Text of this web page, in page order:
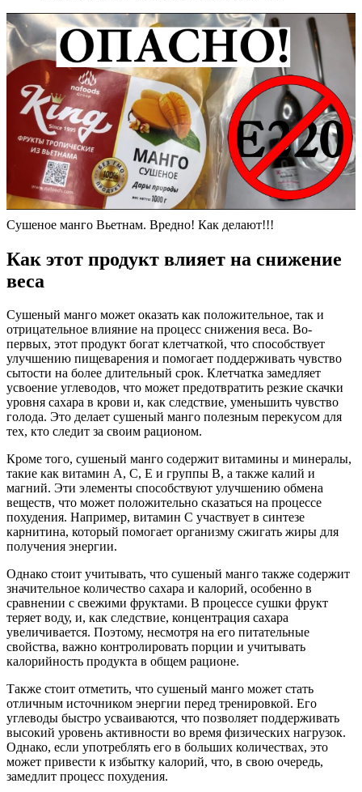
Сушеное манго Вьетнам. Вредно! Как делают!!!
Как этот продукт влияет на снижение
веса
Сушеный манго может оказать как положительное, так и
отрицательное влияние на процесс снижения веса. Во-
первых, этот продукт богат клетчаткой, что способствует
улучшению пищеварения и помогает поддерживать чувство
сытости на более длительный срок. Клетчатка замедляет
усвоение углеводов, что может предотвратить резкие скачки
уровня сахара в крови и, как следствие, уменьшить чувство
голода. Это делает сушеный манго полезным перекусом для
тех, кто следит за своим рационом.
Кроме того, сушеный манго содержит витамины и минералы,
такие как витамин A, C, E и группы B, а также калий и
магний. Эти элементы способствуют улучшению обмена
веществ, что может положительно сказаться на процессе
похудения. Например, витамин C участвует в синтезе
карнитина, который помогает организму сжигать жиры для
получения энергии.
Однако стоит учитывать, что сушеный манго также содержит
значительное количество сахара и калорий, особенно в
сравнении с свежими фруктами. В процессе сушки фрукт
теряет воду, и, как следствие, концентрация сахара
увеличивается. Поэтому, несмотря на его питательные
свойства, важно контролировать порции и учитывать
калорийность продукта в общем рационе.
Также стоит отметить, что сушеный манго может стать
отличным источником энергии перед тренировкой. Его
углеводы быстро усваиваются, что позволяет поддерживать
высокий уровень активности во время физических нагрузок.
Однако, если употреблять его в больших количествах, это
может привести к избытку калорий, что, в свою очередь,
замедлит процесс похудения.